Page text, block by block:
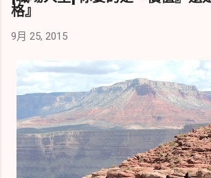
格』
9月 25, 2015